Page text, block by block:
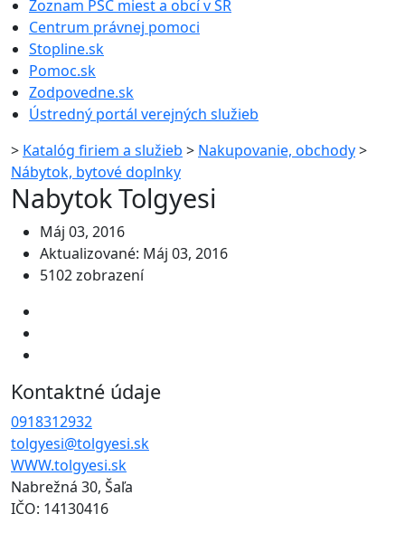
Zoznam PSČ miest a obcí v SR
Centrum právnej pomoci
Stopline.sk
Pomoc.sk
Zodpovedne.sk
Ústredný portál verejných služieb
> Katalóg firiem a služieb > Nakupovanie, obchody>
Nábytok, bytové doplnky
Nabytok Tolgyesi
Máj 03, 2016
Aktualizované: Máj 03, 2016
5102 zobrazení
Kontaktné údaje
0918312932
tolgyesi@tolgyesi.sk
WWW.tolgyesi.sk
Nabrežná 30, Šaľa
IČO: 14130416